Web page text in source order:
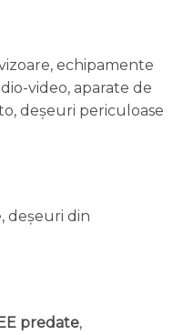
echipamente
video, aparate de
deșeuri periculoase
deșeuri din
predate,